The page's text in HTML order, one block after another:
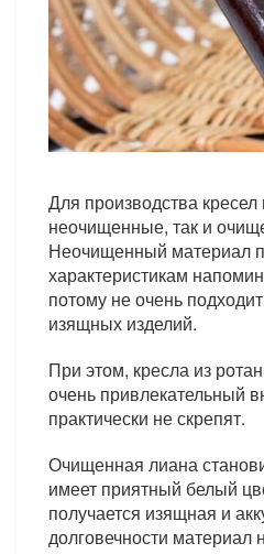
Для производства кресел
неочищенные, так и
Неочищенный материал
характеристикам
потому не очень
изящных изделий.
При этом, кресла из
очень привлекательный
практически не скрепят.
Очищенная лиана
имеет приятный белый
получается изящная и
долговечности материал